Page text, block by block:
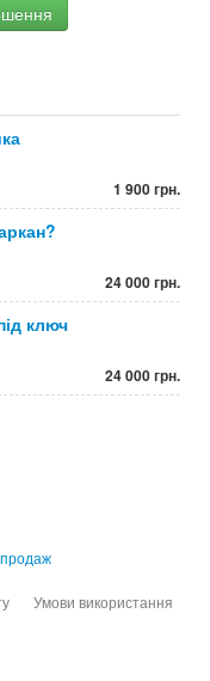
1 900 грн.
24 000 грн.
ключ
24 000 грн.
Умови використання